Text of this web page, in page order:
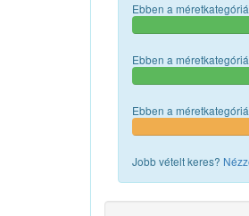
Ebben a
Ebben a
Ebben a
Jobb vételt keres?